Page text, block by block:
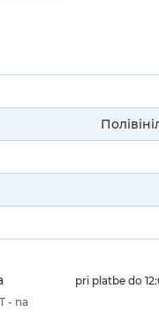
- na
pri platbe do